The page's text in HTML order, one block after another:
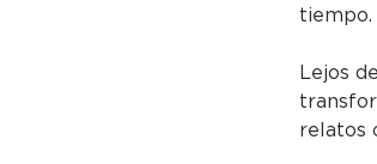
tiempo.
Lejos
relatos